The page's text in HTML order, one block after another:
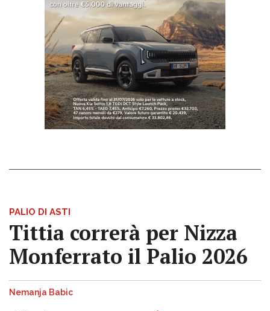
PALIO DI ASTI
Tittia correrà per Nizza
Monferrato il Palio 2026
Nemanja Babic